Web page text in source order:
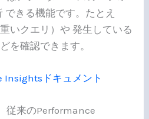
きる機能です。たとえ
いクエリ）や 発生している
を確認できます。
Insightsドキュメント
従来のPerformance